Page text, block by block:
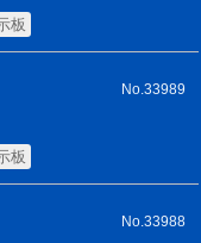
板
No.33989
板
No.33988